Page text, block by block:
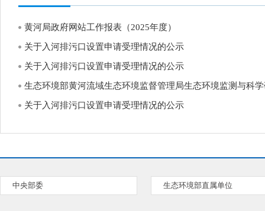
黄河局政府网站工作报表（2025年度）
关于入河排污口设置申请受理情况的公示
关于入河排污口设置申请受理情况的公示
生态环境部黄河流域生态环境监督管理局生态环境监测与科
关于入河排污口设置申请受理情况的公示
中央部委 生态环境部直属单位